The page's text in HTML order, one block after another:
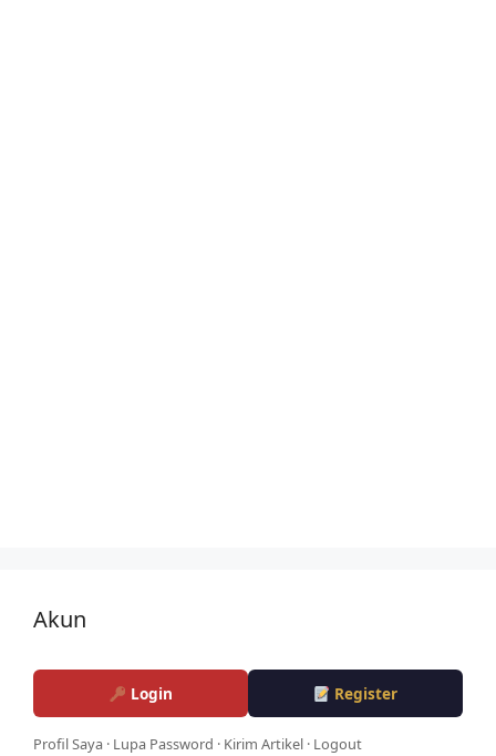
Akun
Login Register
Profil Saya · Lupa Password · Kirim Artikel · Logout